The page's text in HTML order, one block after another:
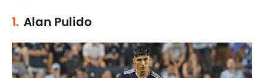
1. Alan Pulido